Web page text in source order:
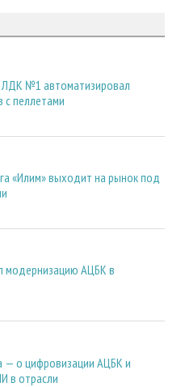
ЛДК №1 автоматизировал
с пеллетами
«Илим» выходит на рынок под
модернизацию АЦБК в
— о цифровизации АЦБК и
в отрасли